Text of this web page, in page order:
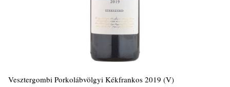
Vesztergombi Porkolábvölgyi Kékfrankos 2019 (V)